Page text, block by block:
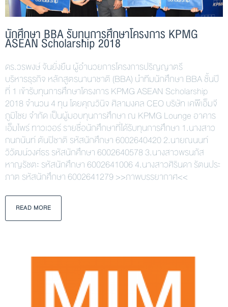
นักศึกษา BBA รับทุนการศึกษาโครงการ KPMG
ASEAN Scholarship 2018
ดร.วรพงษ์ จันยั่งยืน ผู้อำนวยการโครงการปริญญาตรี
บริหารธุรกิจ หลักสูตรนานาชาติ (BBA) นำทีมนักศึกษา BBA ชั้นปี
ที่ 1 เข้ารับทุนการศึกษาโครงการ KPMG ASEAN Scholarship
2018 จำนวน 4 ทุน โดยคุณวินิจ ศิลามงคล CEO บริษัท เคพีเอ็มจี
ภูมิไชย จำกัด เป็นผู้มอบทุนการศึกษา ณ KPMG Lounge อาคาร
เอ็มไพร์ ทาวเวอร์ รายชื่อนักศึกษาที่ได้รับทุนการศึกษา 1.นางสาว
กนกนันท์ ตันปิชาติ รหัสนักศึกษา 6002640420 2.นายณนนท์
วิวัฒน์วงศ์ธร รหัสนักศึกษา 6002640578 3.นางสาวพรนภัส
หาญรัชตะ รหัสนักศึกษา 6002641006 4.นางสาวศิรินดา รัตนประ
ภาต รหัสนักศึกษา 6002641279 >>ภาพบรรยากาศ<<
READ MORE